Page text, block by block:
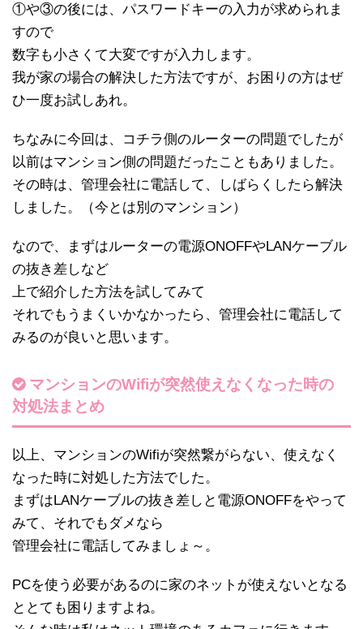
①や③の後には、パスワードキーの入力が求められま
すので
数字も小さくて大変ですが入力します。
我が家の場合の解決した方法ですが、お困りの方はぜ
ひ一度お試しあれ。
ちなみに今回は、コチラ側のルーターの問題でしたが
以前はマンション側の問題だったこともありました。
その時は、管理会社に電話して、しばらくしたら解決
しました。（今とは別のマンション）
なので、まずはルーターの電源ONOFFやLANケーブル
の抜き差しなど
上で紹介した方法を試してみて
それでもうまくいかなかったら、管理会社に電話して
みるのが良いと思います。
マンションのWifiが突然使えなくなった時の
対処法まとめ
以上、マンションのWifiが突然繋がらない、使えなく
なった時に対処した方法でした。
まずはLANケーブルの抜き差しと電源ONOFFをやって
みて、それでもダメなら
管理会社に電話してみましょ～。
PCを使う必要があるのに家のネットが使えないとなる
ととても困りますよね。